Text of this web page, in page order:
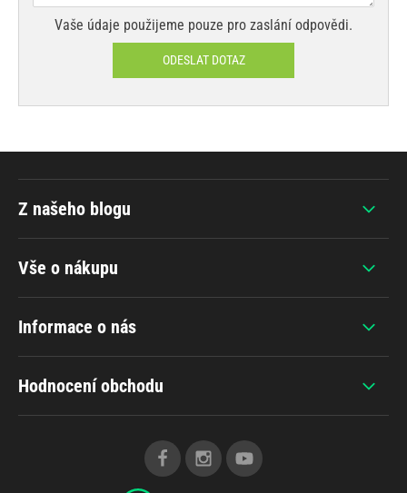
Vaše údaje použijeme pouze pro zaslání odpovědi.
ODESLAT DOTAZ
Vše o nákupu
Informace o nás
Hodnocení obchodu
Z našeho blogu